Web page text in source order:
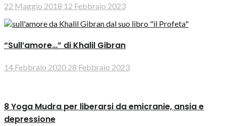
22 Maggio 2018 12 Febbraio 2023
“Sull’amore…” di Khalil Gibran
14 Febbraio 2020 28 Febbraio 2023
8 Yoga Mudra per liberarsi da emicranie, ansia e
depressione